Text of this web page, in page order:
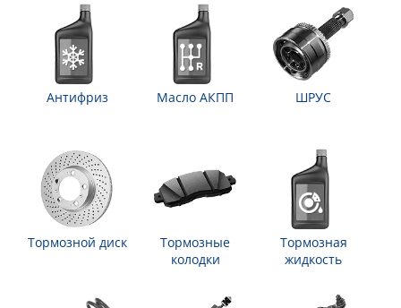
Антифриз Масло АКПП ШРУС
Тормозной диск
Тормозные
колодки
Тормозная
жидкость